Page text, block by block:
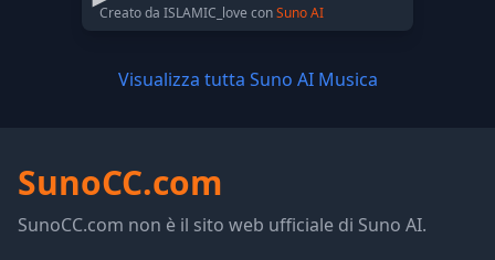
Creato da ISLAMIC_love conSuno AI
Visualizza tutta Suno AI Musica
SunoCC.com
SunoCC.com non è il sito web ufficiale di Suno AI.